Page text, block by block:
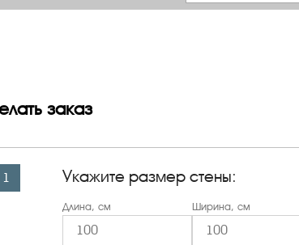
заказ
1 Укажите размер стены:
Длина, см Ширина, см